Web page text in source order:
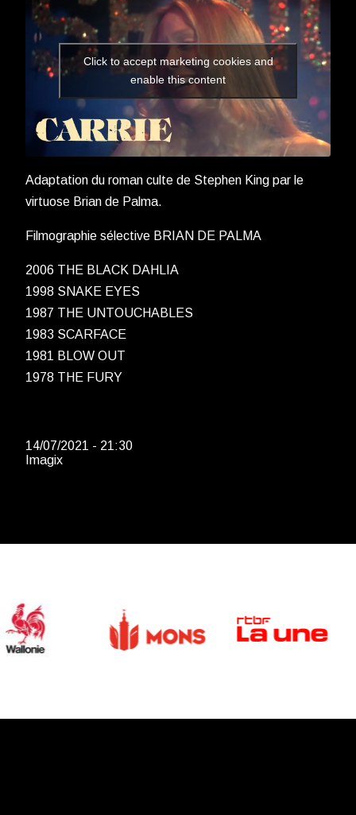
Click to accept marketing cookies and
enable this content
Adaptation du roman culte de Stephen King par le
virtuose Brian de Palma.
Filmographie sélective BRIAN DE PALMA
2006 THE BLACK DAHLIA
1998 SNAKE EYES
1987 THE UNTOUCHABLES
1983 SCARFACE
1981 BLOW OUT
1978 THE FURY
14/07/2021 - 21:30
Imagix